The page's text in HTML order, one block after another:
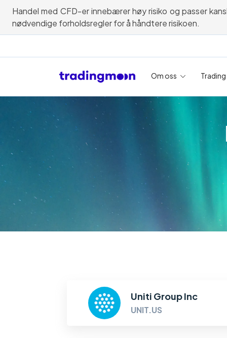
Handel med CFD-er innebærer høy risiko og passer
nødvendige forholdsregler for å håndtere risikoen.
Om oss Trading
Uniti Group Inc
UNIT.US